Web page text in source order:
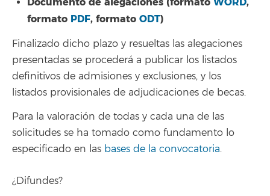
formato PDF, formato ODT)
Finalizado dicho plazo y resueltas las alegaciones
presentadas se procederá a publicar los listados
definitivos de admisiones y exclusiones, y los
listados provisionales de adjudicaciones de becas.
Para la valoración de todas y cada una de las
solicitudes se ha tomado como fundamento lo
especificado en las bases de la convocatoria.
¿Difundes?